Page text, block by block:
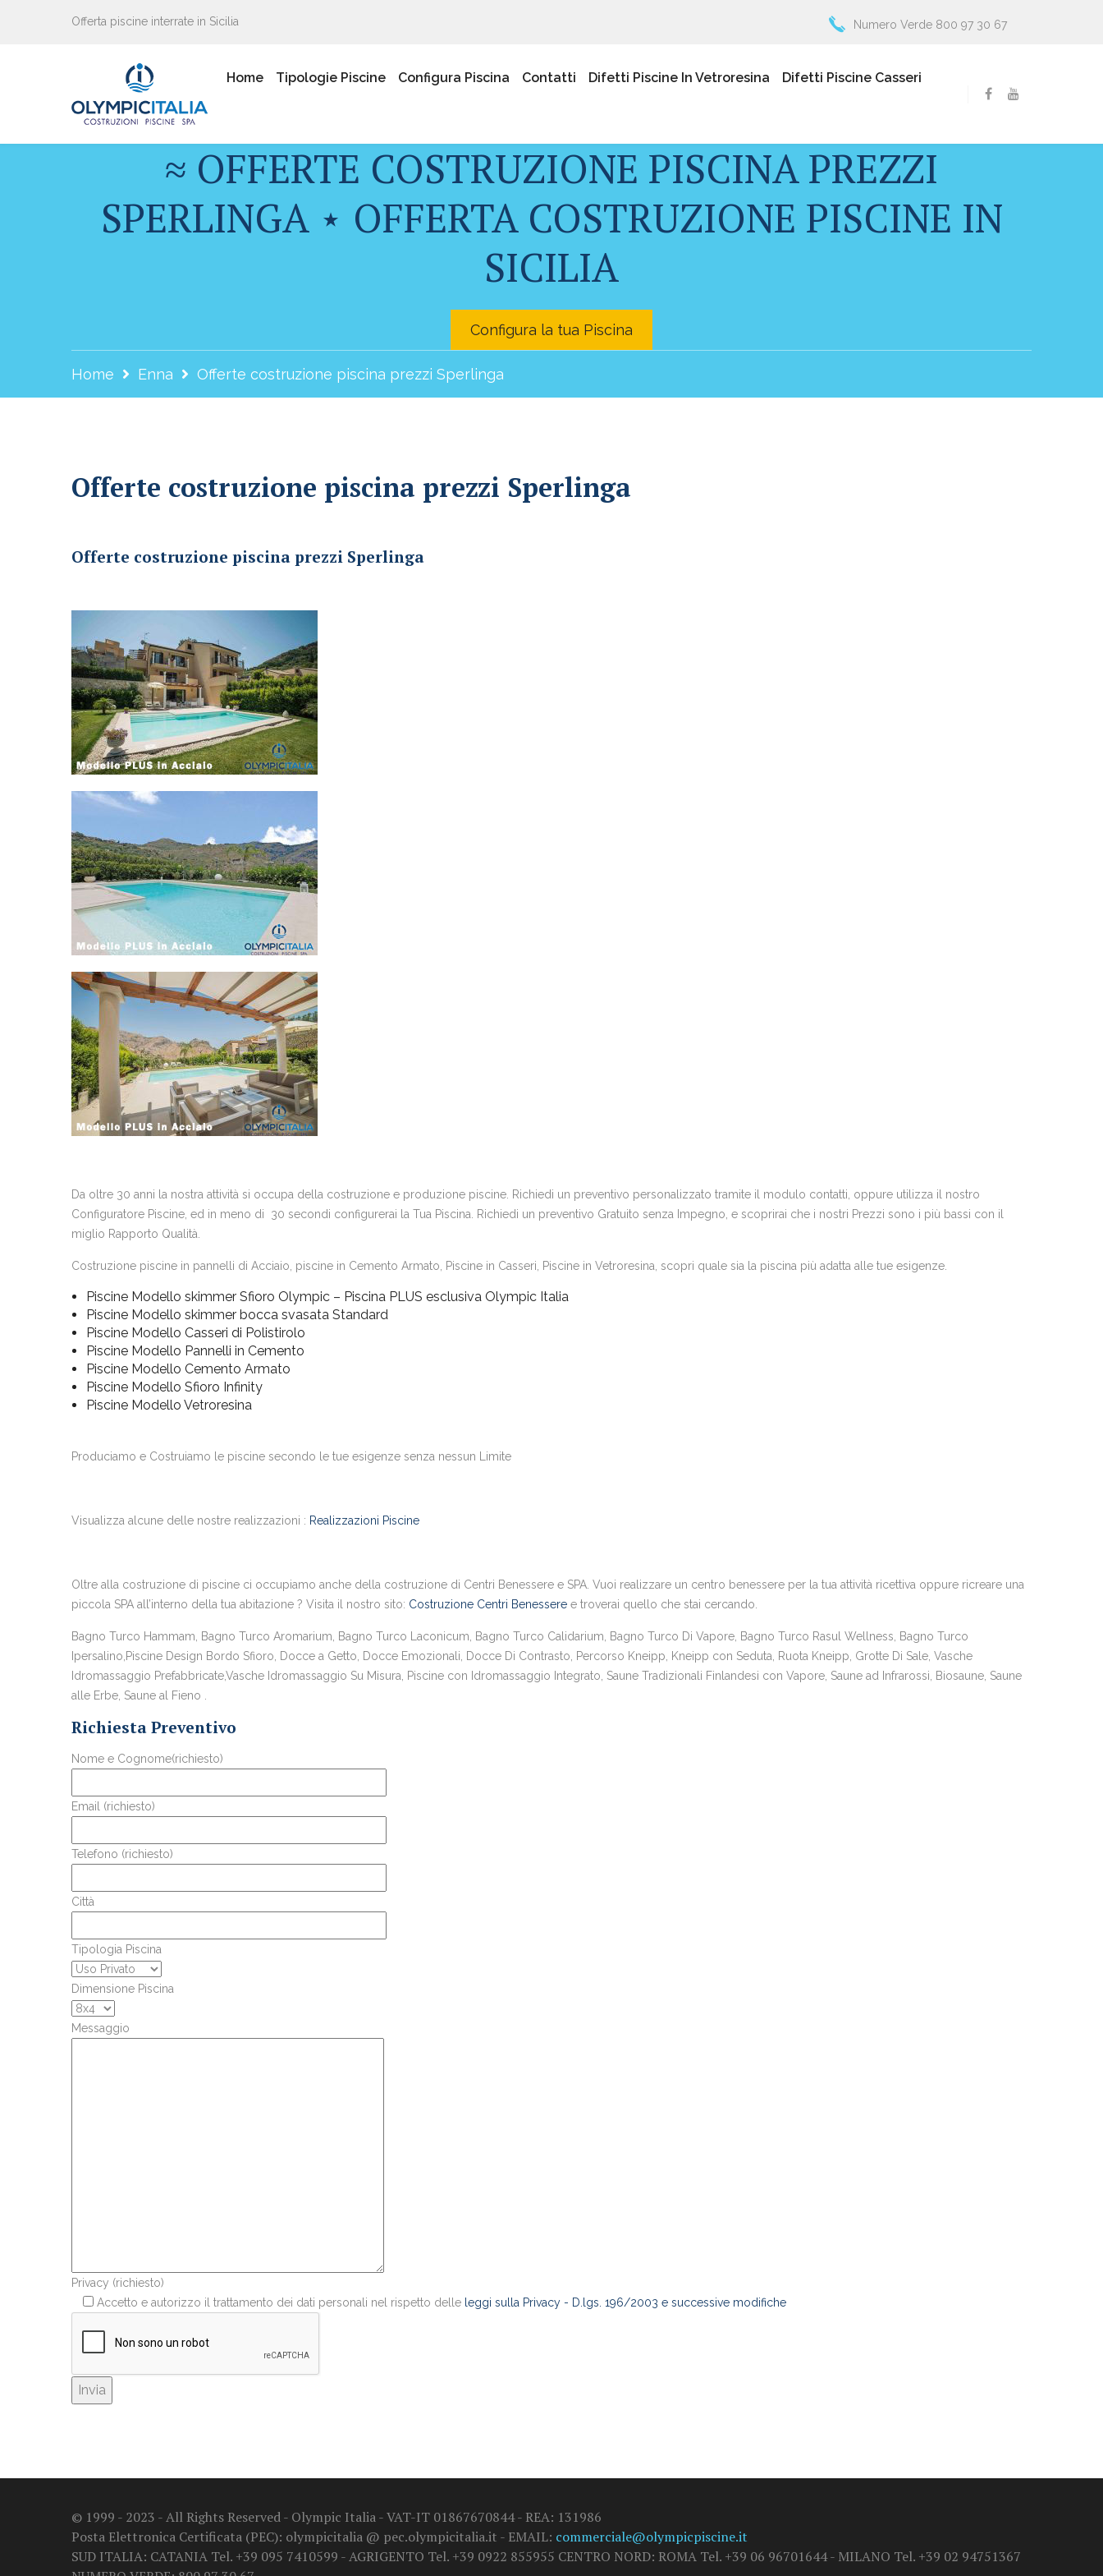
Offerta piscine interrate in Sicilia Numero Verde 800 97 30 67
Home Tipologie Piscine Configura Piscina Contatti Difetti Piscine In Vetroresina Difetti Piscine Casseri
≈ OFFERTE COSTRUZIONE PISCINA PREZZI
SPERLINGA ⋆ OFFERTA COSTRUZIONE PISCINE IN
SICILIA
Configura la tua Piscina
Home Enna Offerte costruzione piscina prezzi Sperlinga
Offerte costruzione piscina prezzi Sperlinga
Offerte costruzione piscina prezzi Sperlinga
Da oltre 30 anni la nostra attività si occupa della costruzione e produzione piscine. Richiedi un preventivo personalizzato tramite il modulo contatti, oppure utilizza il nostro
Configuratore Piscine, ed in meno di 30 secondi configurerai la Tua Piscina. Richiedi un preventivo Gratuito senza Impegno, e scoprirai che i nostri Prezzi sono i più bassi con il
miglio Rapporto Qualità.
Costruzione piscine in pannelli di Acciaio, piscine in Cemento Armato, Piscine in Casseri, Piscine in Vetroresina, scopri quale sia la piscina più adatta alle tue esigenze.
Piscine Modello skimmer Sfioro Olympic – Piscina PLUS esclusiva Olympic Italia
Piscine Modello skimmer bocca svasata Standard
Piscine Modello Casseri di Polistirolo
Piscine Modello Pannelli in Cemento
Piscine Modello Cemento Armato
Piscine Modello Sfioro Infinity
Piscine Modello Vetroresina
Produciamo e Costruiamo le piscine secondo le tue esigenze senza nessun Limite
Visualizza alcune delle nostre realizzazioni : Realizzazioni Piscine
Oltre alla costruzione di piscine ci occupiamo anche della costruzione di Centri Benessere e SPA. Vuoi realizzare un centro benessere per la tua attività ricettiva oppure ricreare una
piccola SPA all’interno della tua abitazione ? Visita il nostro sito: Costruzione Centri Benessere e troverai quello che stai cercando.
Bagno Turco Hammam, Bagno Turco Aromarium, Bagno Turco Laconicum, Bagno Turco Calidarium, Bagno Turco Di Vapore, Bagno Turco Rasul Wellness, Bagno Turco
Ipersalino,Piscine Design Bordo Sfioro, Docce a Getto, Docce Emozionali, Docce Di Contrasto, Percorso Kneipp, Kneipp con Seduta, Ruota Kneipp, Grotte Di Sale, Vasche
Idromassaggio Prefabbricate,Vasche Idromassaggio Su Misura, Piscine con Idromassaggio Integrato, Saune Tradizionali Finlandesi con Vapore, Saune ad Infrarossi, Biosaune, Saune
alle Erbe, Saune al Fieno .
Richiesta Preventivo
Nome e Cognome(richiesto)
Email (richiesto)
Telefono (richiesto)
Città
Tipologia Piscina
Dimensione Piscina
Messaggio
Privacy (richiesto)
Accetto e autorizzo il trattamento dei dati personali nel rispetto delle leggi sulla Privacy - D.lgs. 196/2003 e successive modifiche
© 1999 - 2023 - All Rights Reserved - Olympic Italia - VAT-IT 01867670844 - REA: 131986
Posta Elettronica Certificata (PEC): olympicitalia @ pec.olympicitalia.it - EMAIL: commerciale@olympicpiscine.it
SUD ITALIA: CATANIA Tel. +39 095 7410599 - AGRIGENTO Tel. +39 0922 855955 CENTRO NORD: ROMA Tel. +39 06 96701644 - MILANO Tel. +39 02 94751367